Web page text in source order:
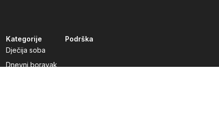
Kategorije
Dječija soba
Dnevni boravak
Podrška